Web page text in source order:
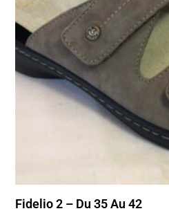
Fidelio 2 – Du 35 Au 42